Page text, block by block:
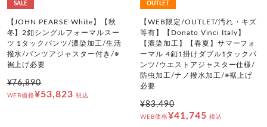
SALE
【JOHN PEARSE White】【秋
冬】2釦シングルフォーマルスー
ツ 1タックパンツ/濃染加工/生活
撥水/パンツアジャスター付き/※
裾上げ必要
¥76,890
WEB価格¥53,823 税込
OUTLET
【WEB限定/OUTLET/汚れ・キズ
等有】【Donato Vinci Italy】
【濃染加工】【春夏】サマーフォ
ーマル 4釦1掛けダブル1タックパ
ンツ/ウエストアジャスター仕様/
防虫加工/ナノ撥水加工/※裾上げ
必要
¥83,490
WEB価格¥41,745 税込